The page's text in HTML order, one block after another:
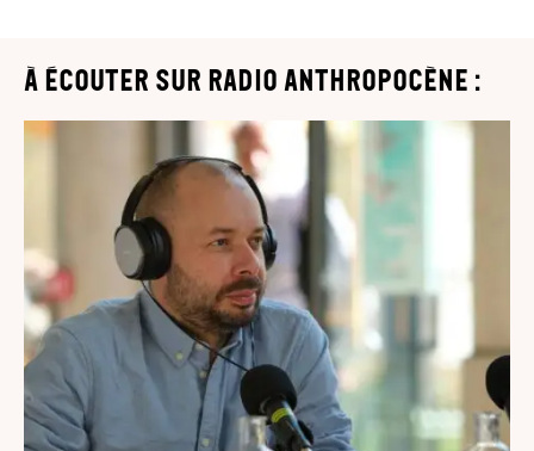
à écouter sur Radio Anthropocène :